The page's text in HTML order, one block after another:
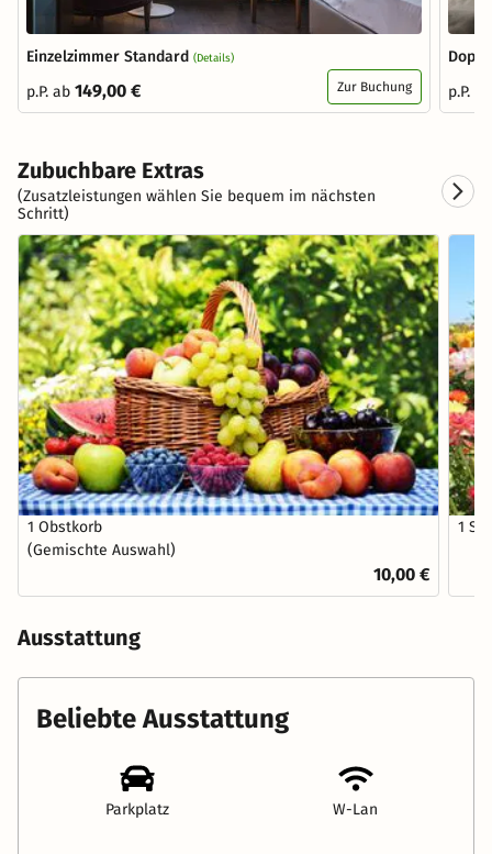
Einzelzimmer Standard (Details)
p.P. ab 149,00 € Zur Buchung
p.P.
Zubuchbare Extras
(Zusatzleistungen wählen Sie bequem im nächsten
Schritt)
1 Obstkorb
(Gemischte Auswahl)
10,00 €
1
Ausstattung
Beliebte Ausstattung
Parkplatz W-Lan